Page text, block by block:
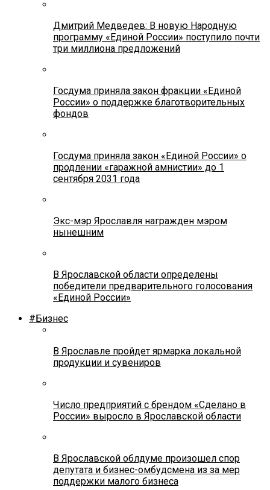
Дмитрий Медведев: В новую Народную
программу «Единой России» поступило почти
три миллиона предложений
Госдума приняла закон фракции «Единой
России» о поддержке благотворительных
фондов
Госдума приняла закон «Единой России» о
продлении «гаражной амнистии» до 1
сентября 2031 года
Экс-мэр Ярославля награжден мэром
нынешним
В Ярославской области определены
победители предварительного голосования
«Единой России»
#Бизнес
В Ярославле пройдет ярмарка локальной
продукции и сувениров
Число предприятий с брендом «Сделано в
России» выросло в Ярославской области
В Ярославской облдуме произошел спор
депутата и бизнес-омбудсмена из за мер
поддержки малого бизнеса